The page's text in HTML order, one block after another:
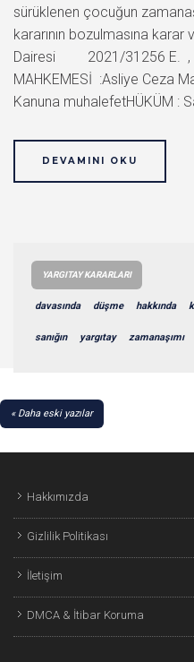
sürüklenen çocuğun
kararının bozulmasına
Dairesi 2021/31256 E. ,
MAHKEMESİ :Asliye Ceza
Kanuna muhalefetHÜKÜM :
DEVAMINI OKU
YARGITAY KARARLARI
davasında düşme hakkında
sanığın yargıtay zamanaşımı
YAZI
Daha eski yazılar
Hakkımızda
Gizlilik Politikası
İletişim
DMCA & İtibar Koruma